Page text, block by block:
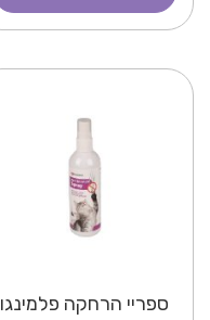
ספריי הרחקה פלמינגו